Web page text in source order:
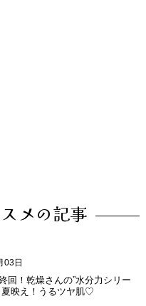
メの記事
03日
回！乾燥さんの”水分力シリー
夏映え！うるツヤ肌♡